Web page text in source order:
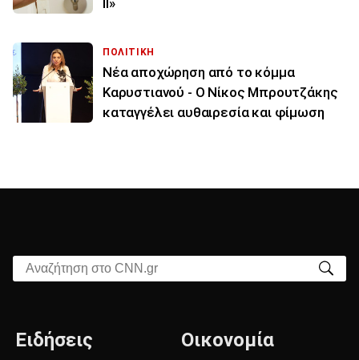
ΠΟΛΙΤΙΚΗ
Νέα αποχώρηση από το κόμμα
Καρυστιανού - Ο Νίκος Μπρουτζάκης
καταγγέλει αυθαιρεσία και φίμωση
Αναζήτηση στο CNN.gr
Ειδήσεις Οικονομία